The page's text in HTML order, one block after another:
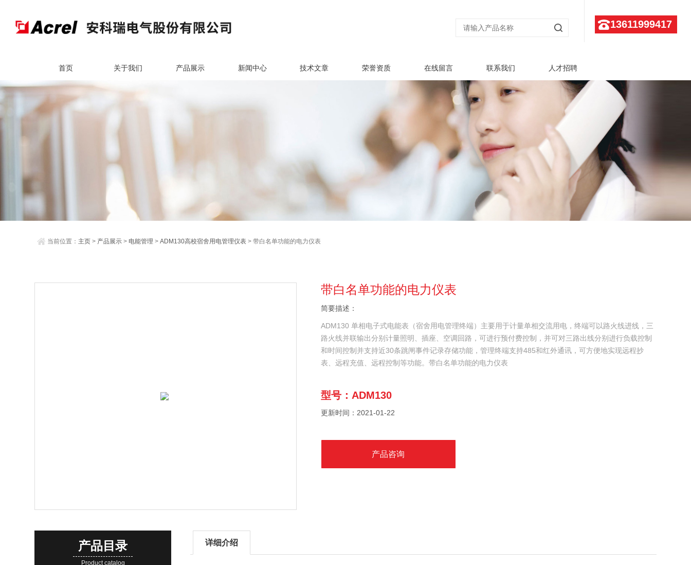
13611999417
首页 关于我们 产品展示 新闻中心 技术文章 荣誉资质 在线留言 联系我们 人才招聘
当前位置： 主页 > 产品展示 > 电能管理 >ADM130高校宿舍用电管理仪表 > 带白名单功能的电力仪表
带白名单功能的电力仪表
简要描述：
ADM130 单相电子式电能表（宿舍用电管理终端）主要用于计量单相交流用电，终端可以路火线进线，三
路火线并联输出分别计量照明、插座、空调回路，可进行预付费控制，并可对三路出线分别进行负载控制
和时间控制并支持近30条跳闸事件记录存储功能，管理终端支持485和红外通讯，可方便地实现远程抄
表、远程充值、远程控制等功能。带白名单功能的电力仪表
型号：ADM130
更新时间：2021-01-22
产品咨询
产品目录
Product catalog
详细介绍